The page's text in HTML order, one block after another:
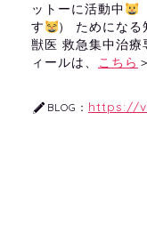
ットーに活動中
す
） ためになる
獣医 救急集中治療
ィールは、 こちら
BLOG： https://